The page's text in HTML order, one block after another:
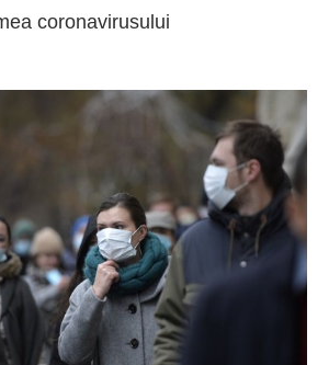
coronavirusului